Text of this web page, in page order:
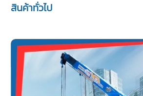
สินค้าทั่วไป